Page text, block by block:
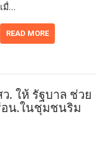
เมื่…
READ MORE
. ให้ รัฐบาล ช่วย
อน.ในชุมชนริม